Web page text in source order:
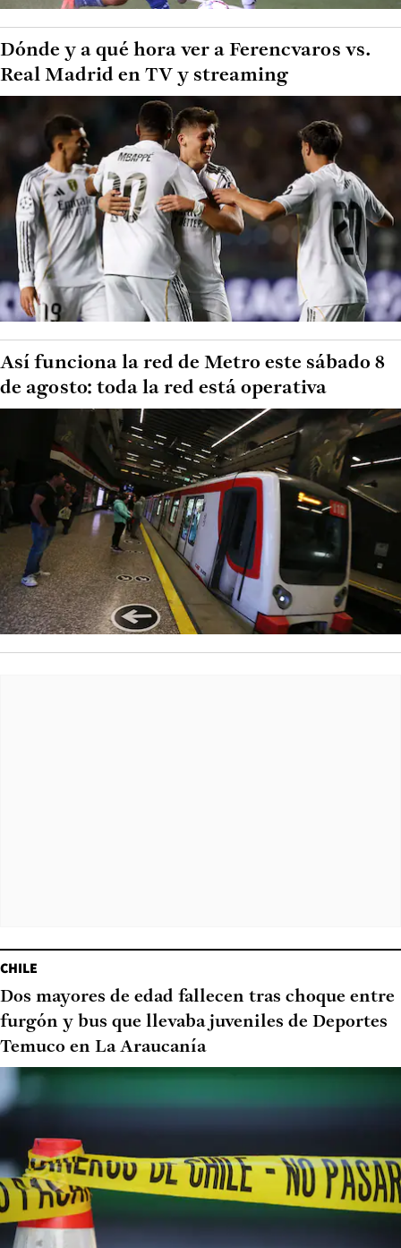
Dónde y a qué hora ver a Ferencvaros vs.
Real Madrid en TV y streaming
Así funciona la red de Metro este sábado 8
de agosto: toda la red está operativa
CHILE
Dos mayores de edad fallecen tras choque entre
furgón y bus que llevaba juveniles de Deportes
Temuco en La Araucanía